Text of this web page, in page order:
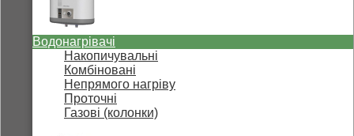
Водонагрівачі
Накопичувальні
Комбіновані
Непрямого нагріву
Проточні
Газові (колонки)